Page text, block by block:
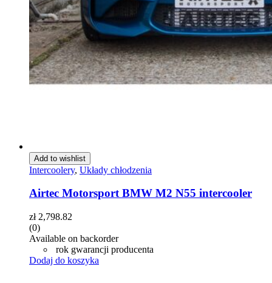
Add to wishlist
Intercoolery, Układy chłodzenia
Airtec Motorsport BMW M2 N55 intercooler
zł2,798.82
(0)
Available on backorder
rok gwarancji producenta
Dodaj do koszyka